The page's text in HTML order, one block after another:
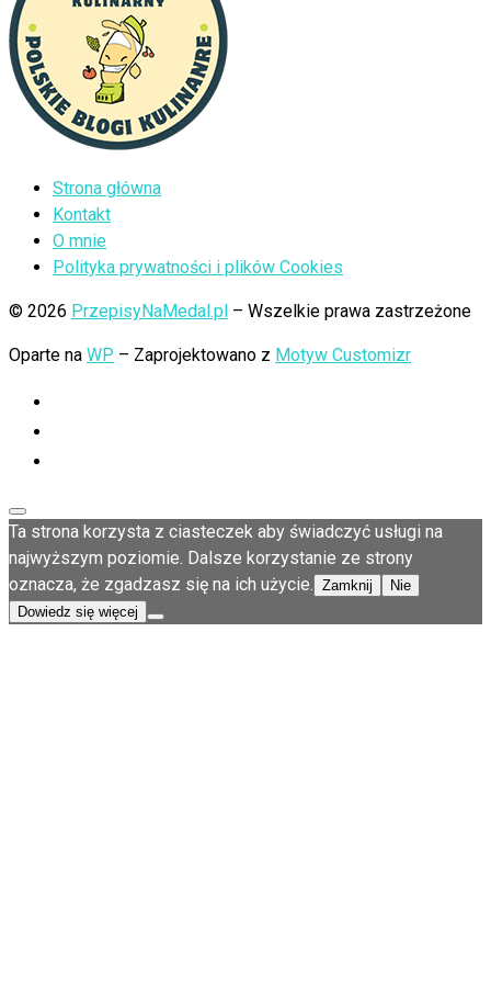
Strona główna
Kontakt
O mnie
Polityka prywatności i plików Cookies
© 2026 PrzepisyNaMedal.pl – Wszelkie prawa zastrzeżone
Oparte na WP – Zaprojektowano z Motyw Customizr
Ta strona korzysta z ciasteczek aby świadczyć usługi na
najwyższym poziomie. Dalsze korzystanie ze strony
oznacza, że zgadzasz się na ich użycie.
Zamknij
Nie
Dowiedz się więcej